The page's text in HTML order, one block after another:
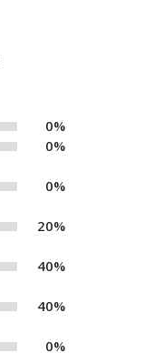
0%
0%
0%
20%
40%
40%
0%